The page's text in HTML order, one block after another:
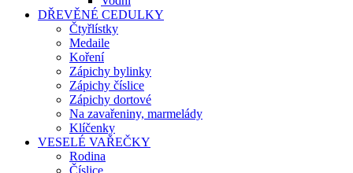
DŘEVĚNÉ CEDULKY
Čtyřlístky
Medaile
Koření
Zápichy bylinky
Zápichy číslice
Zápichy dortové
Na zavařeniny, marmelády
Klíčenky
VESELÉ VAŘEČKY
Rodina
Číslice